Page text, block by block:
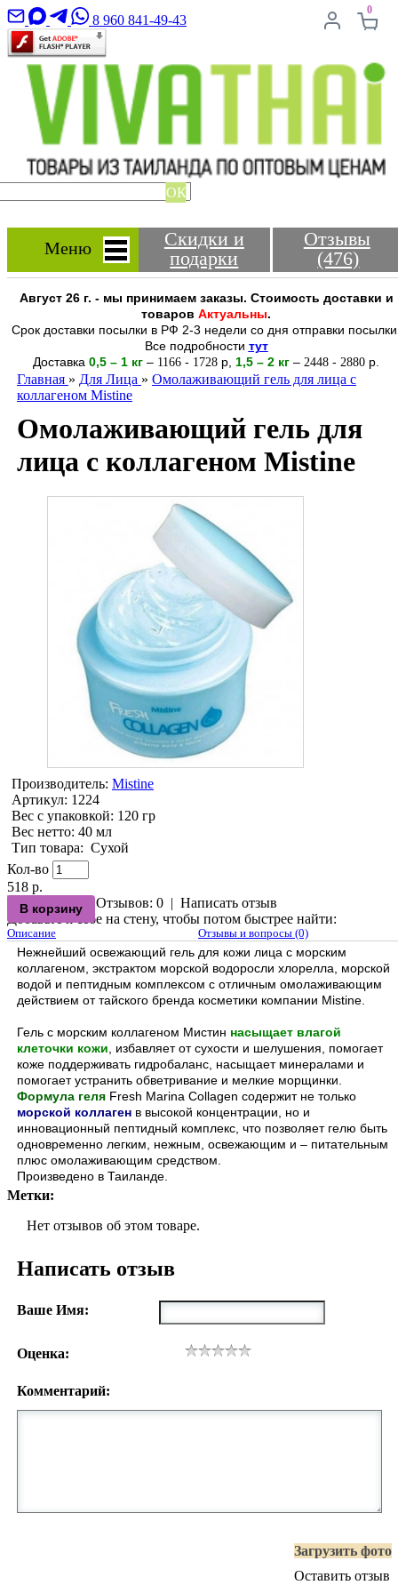
8 960 841-49-43
0
ОК
Меню
Скидки и
подарки
Отзывы
(476)
Август 26 г. - мы принимаем заказы. Стоимость доставки и
товаров Актуальны.
Срок доставки посылки в РФ 2-3 недели со дня отправки
Все подробности тут
Доставка 0,5 – 1 кг – 1166 - 1728 р 1,5 – 2 кг – 2448 - 2880 р.
Главная » Для Лица » Омолаживающий гель для лица с
коллагеном Mistine
Омолаживающий гель для
лица с коллагеном Mistine
Производитель: Mistine
Артикул: 1224
Вес с упаковкой: 120 гр
Вес нетто: 40 мл
Тип товара: Сухой
Кол-во
518 р.
Отзывов: 0 | Написать отзыв
Добавьте к себе на стену, чтобы потом быстрее найти:
Описание Отзывы и вопросы (0)
Нежнейший освежающий гель для кожи лица с морским
коллагеном, экстрактом морской водоросли хлорелла, морской
водой и пептидным комплексом с отличным омолаживающим
действием от тайского бренда косметики компании Mistine.
Гель с морским коллагеном Мистин насыщает влагой
клеточки кожи , избавляет от сухости и шелушения, помогает
коже поддерживать гидробаланс, насыщает минералами и
помогает устранить обветривание и мелкие морщинки.
Формула геля Fresh Marina Collagen содержит не только
морской коллаген в высокой концентрации, но и
инновационный пептидный комплекс, что позволяет гелю быть
одновременно легким, нежным, освежающим и – питательным
плюс омолаживающим средством.
Произведено в Таиланде.
Метки:
Нет отзывов об этом товаре.
Написать отзыв
Ваше Имя:
Оценка:
Комментарий:
Загрузить фото
Оставить отзыв